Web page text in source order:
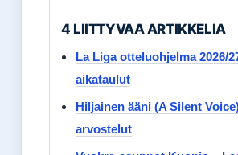
4 LIITTYVAA ARTIKKELIA
La Liga otteluohjelma 2026/
aikataulut
Hiljainen ääni (A Silent
arvostelut